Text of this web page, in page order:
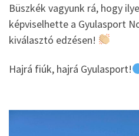
Büszkék vagyunk rá, hogy
képviselhette a Gyulasport
kiválasztó edzésen!
Hajrá fiúk, hajrá Gyulasport!